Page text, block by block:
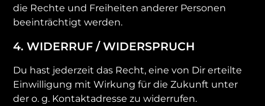
die Rechte und Freiheiten anderer Personen
beeinträchtigt werden.
4. WIDERRUF / WIDERSPRUCH
Du hast jederzeit das Recht, eine von Dir erteilte
Einwilligung mit Wirkung für die Zukunft unter
der o. g. Kontaktadresse zu widerrufen.